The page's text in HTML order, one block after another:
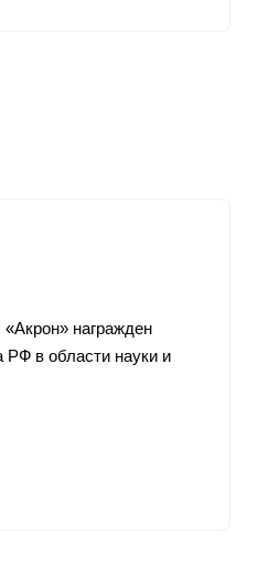
награжден
РФ в области науки и